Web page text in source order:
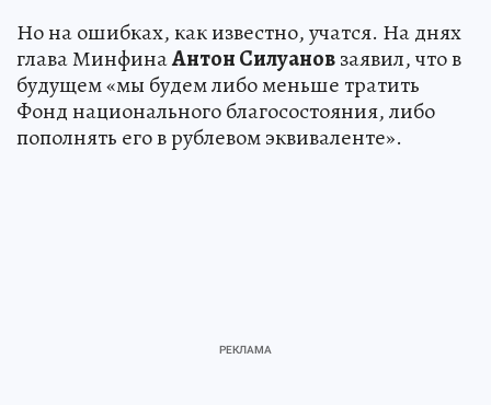
Но на ошибках, как известно, учатся. На днях
глава МинфинаАнтон Силуановзаявил, что в
будущем «мы будем либо меньше тратить
Фонд национального благосостояния, либо
пополнять его в рублевом эквиваленте».